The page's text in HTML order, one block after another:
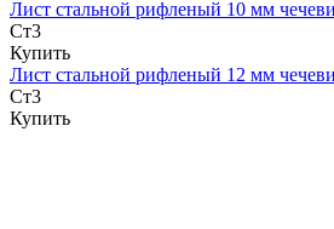
Лист стальной рифленый 10 мм
Ст3
Купить
Лист стальной рифленый 12 мм
Ст3
Купить